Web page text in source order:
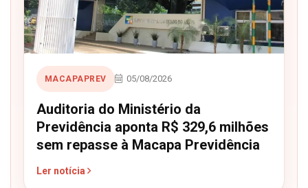
MACAPAPREV 05/08/2026
Auditoria do Ministério da
Previdência aponta R$ 329,6 milhões
sem repasse à Macapa Previdência
Ler notícia